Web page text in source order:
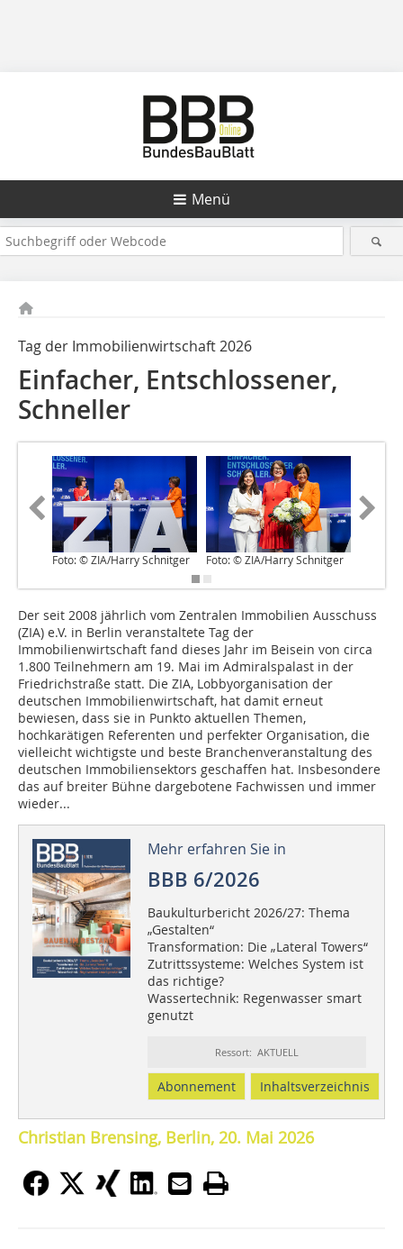
Menü
Tag der Immobilienwirtschaft 2026
Einfacher, Entschlossener,
Schneller
Foto: © ZIA/Harry Schnitger Foto: © ZIA/Harry Schnitger
Der seit 2008 jährlich vom Zentralen Immobilien Ausschuss
(ZIA) e.V. in Berlin veranstaltete Tag der
Immobilienwirtschaft fand dieses Jahr im Beisein von circa
1.800 Teilnehmern am 19. Mai im Admiralspalast in der
Friedrichstraße statt. Die ZIA, Lobbyorganisation der
deutschen Immobilienwirtschaft, hat damit erneut
bewiesen, dass sie in Punkto aktuellen Themen,
hochkarätigen Referenten und perfekter Organisation, die
vielleicht wichtigste und beste Branchenveranstaltung des
deutschen Immobiliensektors geschaffen hat. Insbesondere
das auf breiter Bühne dargebotene Fachwissen und immer
wieder...
Mehr erfahren Sie in
BBB 6/2026
Baukulturbericht 2026/27: Thema
„Gestalten“
Transformation: Die „Lateral Towers“
Zutrittssysteme: Welches System ist
das richtige?
Wassertechnik: Regenwasser smart
genutzt
Ressort: AKTUELL
Abonnement Inhaltsverzeichnis
Christian Brensing, Berlin, 20. Mai 2026